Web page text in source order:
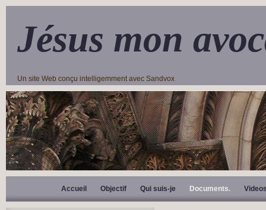
Jésus mon
Un site Web conçu intelligemment avec Sandvox
Accueil Objectif Qui suis-je Documents.